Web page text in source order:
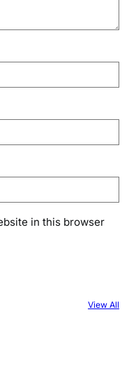
in this browser
View All